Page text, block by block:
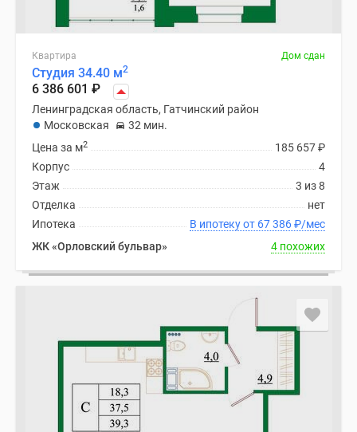
Квартира Дом сдан
Студия 34.40 м2
6 386 601 ₽
Ленинградская область, Гатчинский район
Московская
32 мин.
185 657₽
Цена за м2
4
Корпус
3 из 8
Этаж
нет
Отделка
В ипотеку от 67 386₽/мес
Ипотека
ЖК «Орловский бульвар»
4 похожих